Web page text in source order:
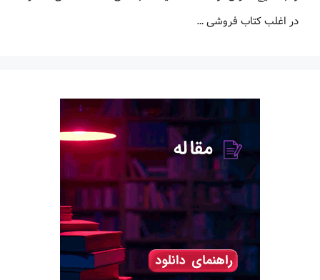
در اغلب کتاب فروشی …